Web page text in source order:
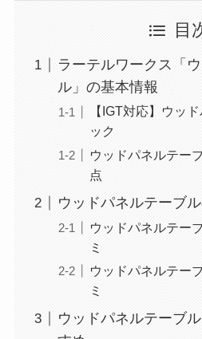
目
ラーテルワークス「
ル」の基本情報
【IGT対応】ウッ
ック
ウッドパネルテー
点
ウッドパネルテーブ
ウッドパネルテー
ミ
ウッドパネルテー
ミ
ウッドパネルテーブ